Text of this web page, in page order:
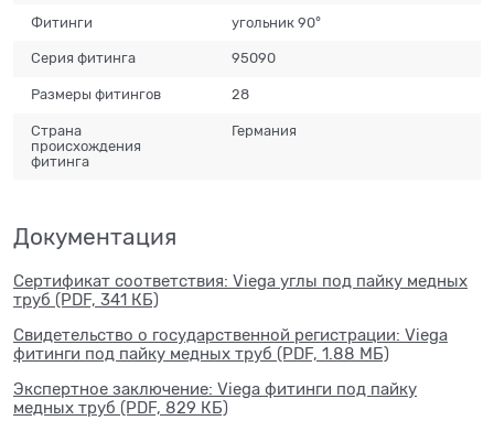
Фитинги угольник 90°
Серия фитинга 95090
Размеры фитингов 28
Страна
происхождения
фитинга
Германия
Документация
Сертификат соответствия: Viega углы под пайку медных
труб (PDF, 341 КБ)
Свидетельство о государственной регистрации: Viega
фитинги под пайку медных труб (PDF, 1.88 МБ)
Экспертное заключение: Viega фитинги под пайку
медных труб (PDF, 829 КБ)